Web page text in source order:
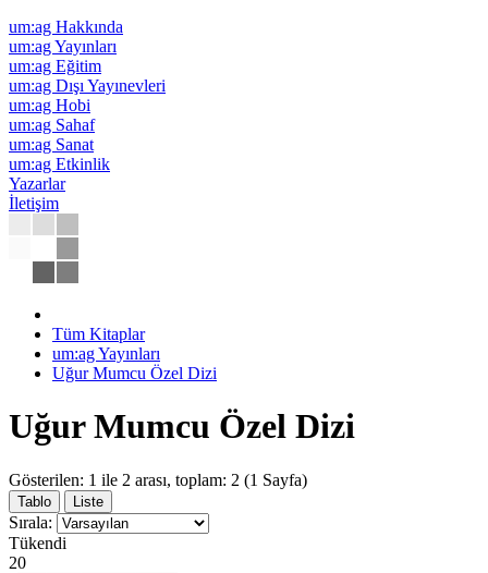
um:ag Hakkında
um:ag Yayınları
um:ag Eğitim
um:ag Dışı Yayınevleri
um:ag Hobi
um:ag Sahaf
um:ag Sanat
um:ag Etkinlik
Yazarlar
İletişim
Tüm Kitaplar
um:ag Yayınları
Uğur Mumcu Özel Dizi
Uğur Mumcu Özel Dizi
Gösterilen: 1 ile 2 arası, toplam: 2 (1 Sayfa)
Tablo Liste
Sırala:
Tükendi
20